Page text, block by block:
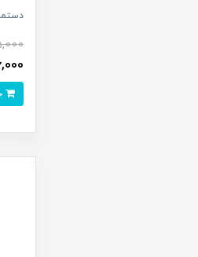
96,000